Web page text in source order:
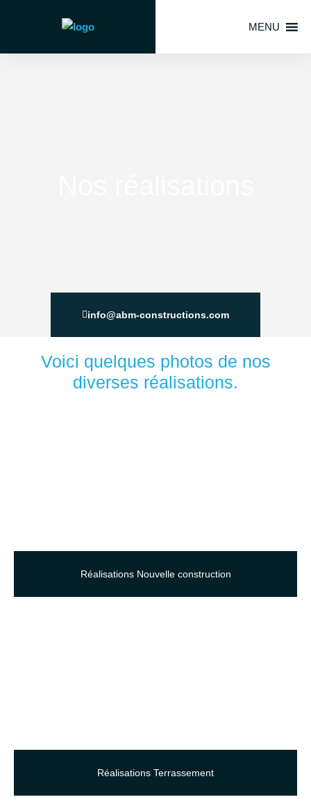
MENU
info@abm-constructions.com
Voici quelques photos de nos
diverses réalisations.
Réalisations Nouvelle construction
Réalisations Terrassement